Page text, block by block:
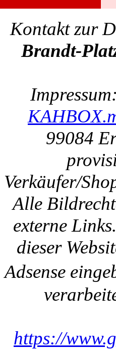
Kontakt zur
Brandt-
99084
Verkäufer/
Alle
externe
dieser
Adsense
https://